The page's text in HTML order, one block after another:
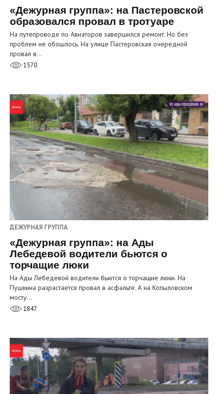
«Дежурная группа»: на Пастеровской
образовался провал в тротуаре
На путепроводе по Авиаторов завершился ремонт. Но без
проблем не обошлось. На улице Пастеровская очередной
провал в…
1570
ДЕЖУРНАЯ ГРУППА
«Дежурная группа»: на Ады
Лебедевой водители бьются о
торчащие люки
На Ады Лебедевой водители бьются о торчащие люки. На
Пушкина разрастается провал в асфальте. А на Копыловском
мосту…
1847